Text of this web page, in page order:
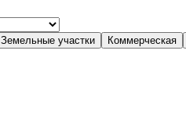
Земельные участки Коммерческая